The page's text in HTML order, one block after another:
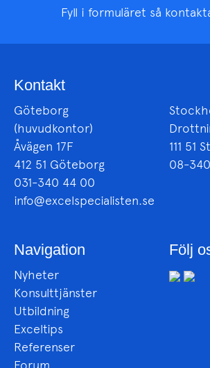
Fyll i formuläret så
Kontakt
Göteborg
(huvudkontor)
Åvägen 17F
412 51 Göteborg
031-340 44 00
info@excelspecialisten.se
111 51
08-
Navigation
Nyheter
Konsulttjänster
Utbildning
Exceltips
Referenser
Följ